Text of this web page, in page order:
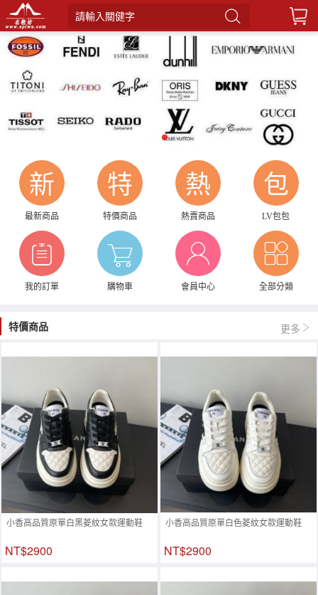
請輸入關健字
新
最新商品
特
特價商品
熱
熱賣商品
包
LV包包
我的訂單 購物車 會員中心 全部分類
特價商品 更多
小香高品質原單白黑菱紋女款運動鞋
NT$2900
小香高品質原單白色菱紋女款運動鞋
NT$2900